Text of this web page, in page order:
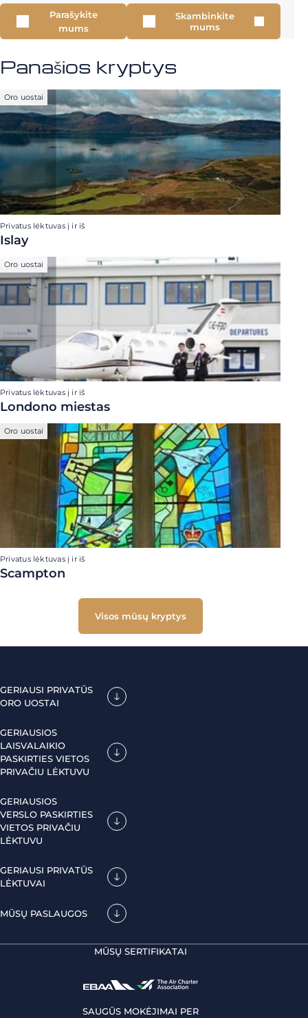
Parašykite
mums
Skambinkite
mums
Panašios kryptys
Oro uostai
Privatus lėktuvas į ir iš
Islay
Oro uostai
Privatus lėktuvas į ir iš
Londono miestas
Oro uostai
Privatus lėktuvas į ir iš
Scampton
Visos mūsų kryptys
GERIAUSI PRIVATŪS
ORO UOSTAI
GERIAUSIOS
LAISVALAIKIO
PASKIRTIES VIETOS
PRIVAČIU LĖKTUVU
GERIAUSIOS
VERSLO PASKIRTIES
VIETOS PRIVAČIU
LĖKTUVU
GERIAUSI PRIVATŪS
LĖKTUVAI
MŪSŲ PASLAUGOS
MŪSŲ SERTIFIKATAI
SAUGŪS MOKĖJIMAI PER